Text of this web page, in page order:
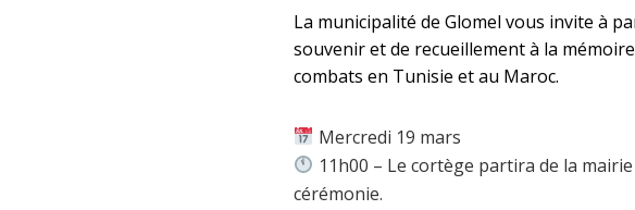
La municipalité de Glomel vous invite à
souvenir et de recueillement à la
combats en Tunisie et au Maroc.
Mercredi 19 mars
11h00 – Le cortège partira de la
cérémonie.